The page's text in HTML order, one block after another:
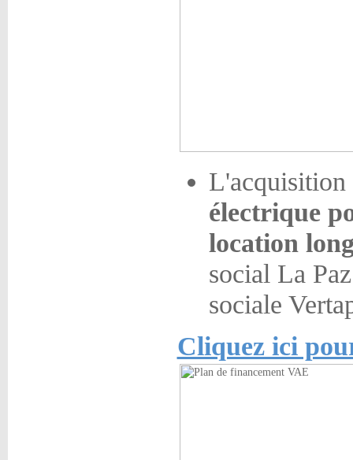
électrique
location
social La
sociale
Cliquez ici